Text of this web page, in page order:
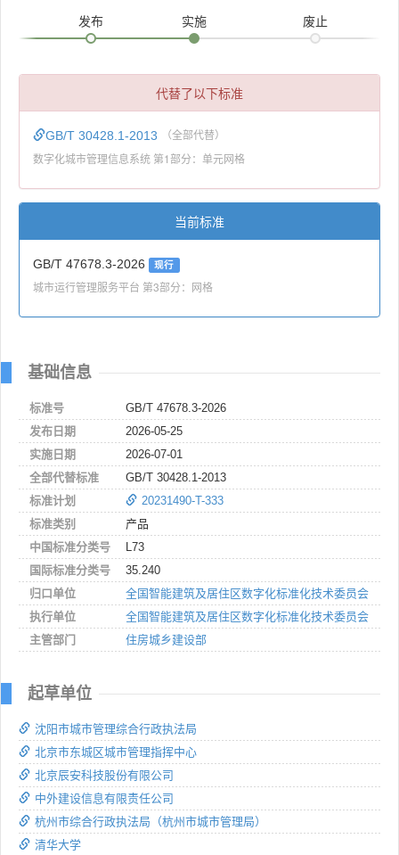
发布 实施 废止
代替了以下标准
GB/T 30428.1-2013 （全部代替）
数字化城市管理信息系统 第1部分：单元网格
当前标准
GB/T 47678.3-2026 现行
城市运行管理服务平台 第3部分：网格
基础信息
标准号
GB/T 47678.3-2026
发布日期
2026-05-25
实施日期
2026-07-01
全部代替标准
GB/T 30428.1-2013
标准计划
20231490-T-333
标准类别
产品
中国标准分类号
L73
国际标准分类号
35.240
归口单位
全国智能建筑及居住区数字化标准化技术委员会
执行单位
全国智能建筑及居住区数字化标准化技术委员会
主管部门
住房城乡建设部
起草单位
沈阳市城市管理综合行政执法局
北京市东城区城市管理指挥中心
北京辰安科技股份有限公司
中外建设信息有限责任公司
杭州市综合行政执法局（杭州市城市管理局）
清华大学